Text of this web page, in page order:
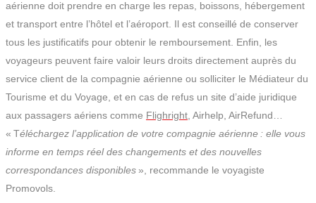
aérienne doit prendre en charge les repas, boissons, hébergement
et transport entre l’hôtel et l’aéroport. Il est conseillé de conserver
tous les justificatifs pour obtenir le remboursement. Enfin, les
voyageurs peuvent faire valoir leurs droits directement auprès du
service client de la compagnie aérienne ou solliciter le Médiateur du
Tourisme et du Voyage, et en cas de refus un site d’aide juridique
aux passagers aériens comme Flighright , Airhelp, AirRefund…
« Téléchargez l’application de votre compagnie aérienne : elle vous
informe en temps réel des changements et des nouvelles
correspondances disponibles », recommande le voyagiste
Promovols.